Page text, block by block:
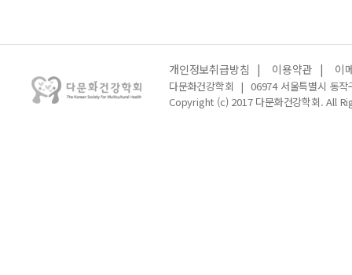
개인정보취급방침 | 이용약관 | 이
다문화건강학회 | 06974 서울특별시 동
Copyright (c) 2017 다문화건강학회. All